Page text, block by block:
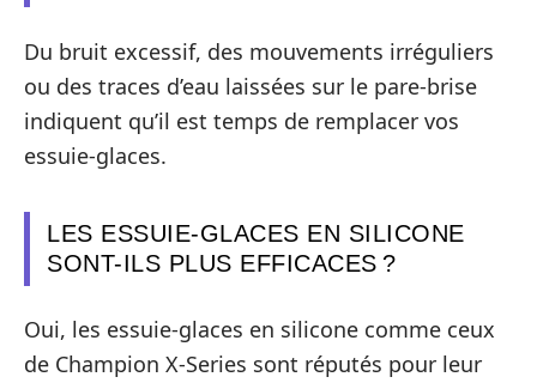
Du bruit excessif, des mouvements irréguliers
ou des traces d’eau laissées sur le pare-brise
indiquent qu’il est temps de remplacer vos
essuie-glaces.
LES ESSUIE-GLACES EN SILICONE
SONT-ILS PLUS EFFICACES ?
Oui, les essuie-glaces en silicone comme ceux
de Champion X-Series sont réputés pour leur